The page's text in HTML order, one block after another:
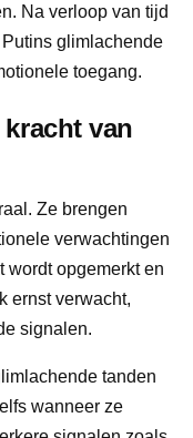
Na verloop van tijd
glimlachende
toegang.
van
Ze brengen
verwachtingen
wordt opgemerkt en
ernst verwacht,
signalen.
tanden
wanneer ze